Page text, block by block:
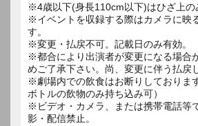
※4歳以下(身長110cm以下)はひざ上の
※イベントを収録する際はカメラに映
す。
※変更・払戻不可。記載日のみ有効。
※都合により出演者が変更になる場合
めご了承下さい。尚、変更に伴う払戻
※劇場内での飲食はお断りしておりま
ボトルの飲物のみ持ち込み可）
※ビデオ・カメラ、または携帯電話等
影・配信禁止。